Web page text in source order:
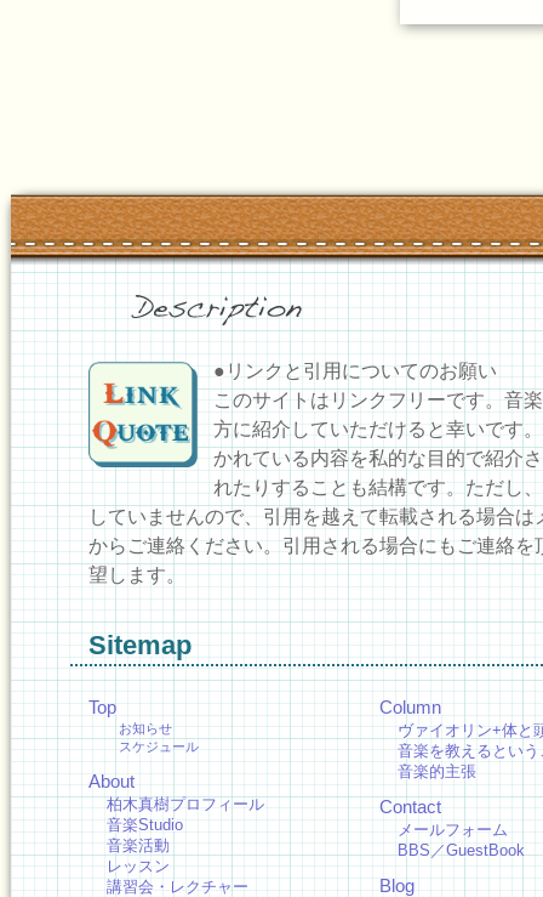
●リンクと引用についてのお願い
このサイトはリンクフリーです。音
方に紹介していただけると幸いです
かれている内容を私的な目的で紹介
れたりすることも結構です。ただし
していませんので、引用を越えて転載される場合は
からご連絡ください。引用される場合にもご連絡を
望します。
Sitemap
Top
お知らせ
スケジュール
About
柏木真樹プロフィール
音楽Studio
音楽活動
レッスン
講習会・レクチャー
Column
ヴァイオリン+体と
音楽を教えるという
音楽的主張
Contact
メールフォーム
BBS／GuestBook
Blog